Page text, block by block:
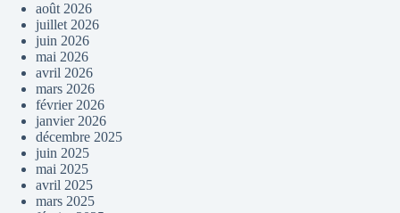
août 2026
juillet 2026
juin 2026
mai 2026
avril 2026
mars 2026
février 2026
janvier 2026
décembre 2025
juin 2025
mai 2025
avril 2025
mars 2025